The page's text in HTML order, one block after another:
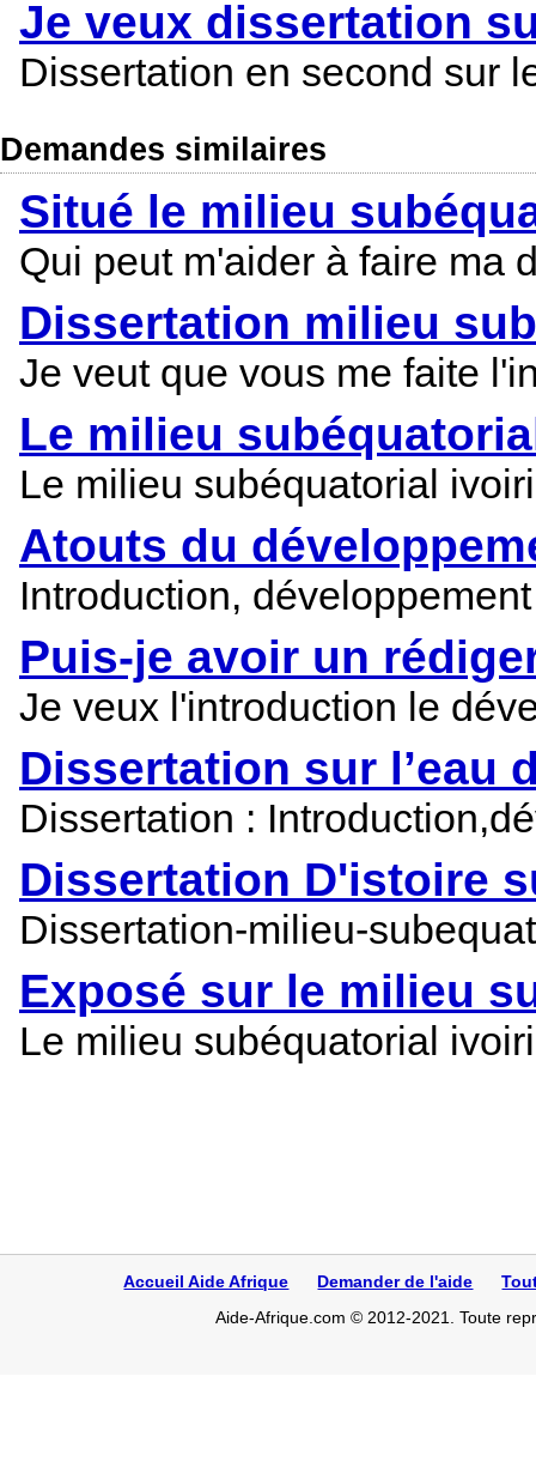
Je veux dissertation
Dissertation en second sur
Demandes similaires
Situé le milieu
Qui peut m'aider à faire ma
Dissertation milieu
Je veut que vous me faite
Le milieu
Le milieu subéquatorial
Atouts du
Introduction,
Puis-je avoir un
Je veux l'introduction le
Dissertation sur l’eau
Dissertation :
Dissertation D'istoire
Dissertation-milieu-
Exposé sur le milieu
Le milieu subéquatorial
Accueil Aide Afrique Demander de l'aide
Aide-Afrique.com © 2012-2021. Toute